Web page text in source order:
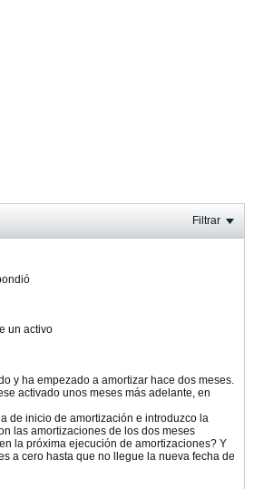
Filtrar
un activo
y ha empezado a amortizar hace dos meses.
activado unos meses más adelante, en
de inicio de amortización e introduzco la
las amortizaciones de los dos meses
la próxima ejecución de amortizaciones? Y
a cero hasta que no llegue la nueva fecha de